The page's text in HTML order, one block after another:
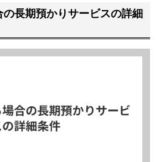
長期預かりサービスの詳細